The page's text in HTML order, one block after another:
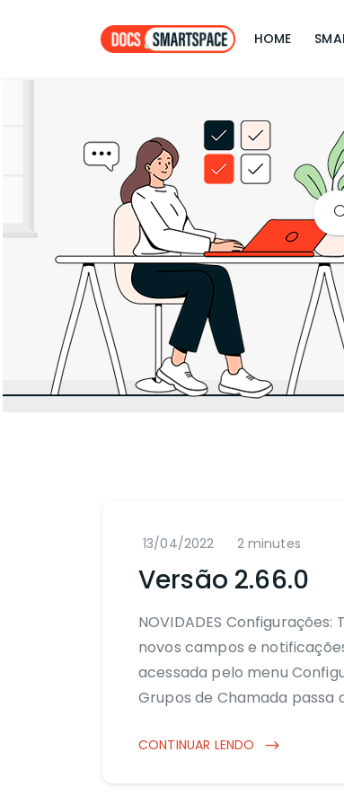
HOME
13/04/2022 2 minutes
Versão 2.66.0
NOVIDADES
novos campos e
acessada pelo menu
Grupos de Chamada passa
CONTINUAR LENDO